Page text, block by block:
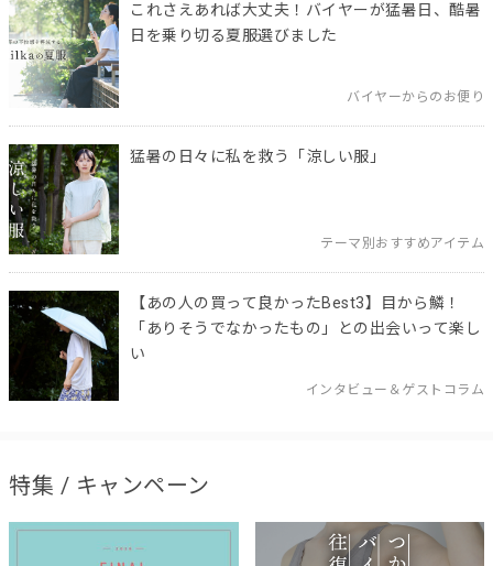
これさえあれば大丈夫！バイヤーが猛暑日、酷暑
日を乗り切る夏服選びました
バイヤーからのお便り
猛暑の日々に私を救う「涼しい服」
テーマ別おすすめアイテム
【あの人の買って良かったBest3】目から鱗！
「ありそうでなかったもの」との出会いって楽し
い
インタビュー＆ゲストコラム
特集 / キャンペーン